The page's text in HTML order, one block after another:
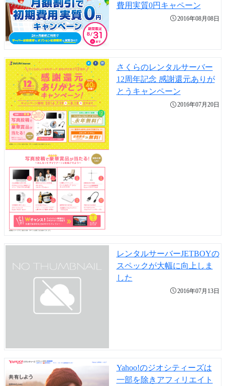
費用実質0円キャペーン
2016年08月08日
さくらのレンタルサーバー
12周年記念 感謝還元ありが
とうキャンペーン
2016年07月20日
レンタルサーバーJETBOYの
スペックが大幅に向上しま
した
2016年07月13日
Yahoo!のジオシティーズは
一部を除きアフィリエイト